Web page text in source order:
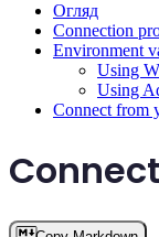
Огляд
Connection
Environment
Using
Using
Connect from